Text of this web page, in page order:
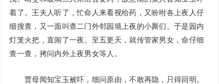
着了。王夫人听了，忙命人来看视给药，又吩咐各上夜人仔
细搜查，又一面叫查二门外邻园墙上夜的小厮们。于是园内
灯笼火把，直闹了一夜。至五更天，就传管家男女，命仔细
查一查，拷问内外上夜男女等人。
贾母闻知宝玉被吓，细问原由，不敢再隐，只得回明。